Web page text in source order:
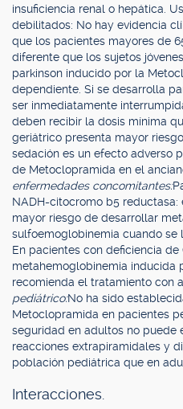
insuficiencia renal o hepática.
debilitados: No hay evidencia
que los pacientes mayores de
diferente que los sujetos
parkinson inducido por la
dependiente. Si se desarrolla
ser inmediatamente
deben recibir la dosis mínima
geriátrico presenta mayor
sedación es un efecto adverso
de Metoclopramida en el
enfermedades concomitantes:
NADH-citocromo b5
mayor riesgo de desarrollar
sulfoemoglobinemia cuando se
En pacientes con deficiencia
metahemoglobinemia inducida
recomienda el tratamiento con
pediátrico:No ha sido
Metoclopramida en pacientes
seguridad en adultos no puede
reacciones extrapiramidales y
población pediátrica que en
Interacciones.